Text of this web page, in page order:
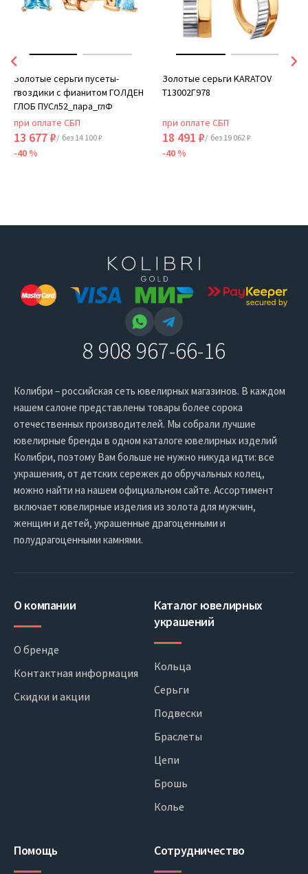
Золотые серьги пусеты-
гвоздики с фианитом ГОЛДЕН
ГЛОБ ПУСл52_пара_глФ
при оплате СБП
13 677 ₽/ без 14 100 ₽
-40 %
Золотые серьги KARATOV
Т13002Г978
при оплате СБП
18 491 ₽/ без 19 062 ₽
-40 %
8 908 967-66-16
Колибри – российская сеть ювелирных магазинов. В каждом
нашем салоне представлены товары более сорока
отечественных производителей. Мы собрали лучшие
ювелирные бренды в одном каталоге ювелирных изделий
Колибри, поэтому Вам больше не нужно никуда идти: все
украшения, от детских сережек до обручальных колец,
можно найти на нашем официальном сайте. Ассортимент
включает ювелирные изделия из золота для мужчин,
женщин и детей, украшенные драгоценными и
полудрагоценными камнями.
О компании
О бренде
Контактная информация
Скидки и акции
Каталог ювелирных
украшений
Кольца
Серьги
Подвески
Браслеты
Цепи
Брошь
Колье
Помощь Сотрудничество